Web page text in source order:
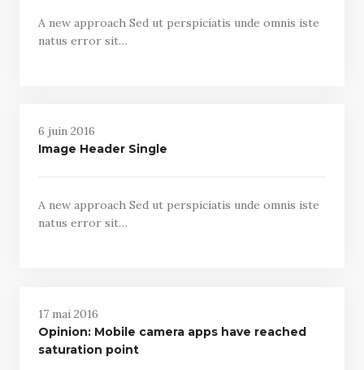
A new approach Sed ut perspiciatis unde omnis iste
natus error sit…
6 juin 2016
Image Header Single
A new approach Sed ut perspiciatis unde omnis iste
natus error sit…
17 mai 2016
Opinion: Mobile camera apps have reached
saturation point